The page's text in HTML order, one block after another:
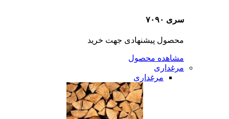
سری ۷۰۹۰
محصول پیشنهادی جهت خرید
مشاهده محصول
مرغداری
مرغداری